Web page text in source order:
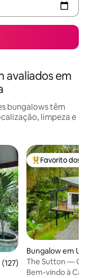
avaliados em
bungalows têm
limpeza e
média de 4,91 em
(127)
Favoritos dos
Favorito dos
Bungalow em
The Sutton —
Bem-vindo à